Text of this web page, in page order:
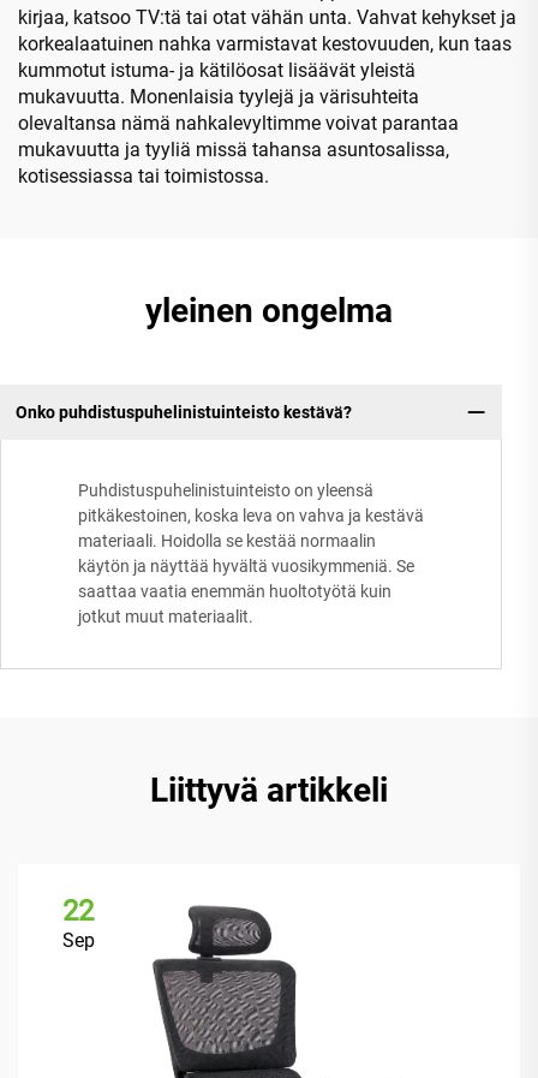
kirjaa, katsoo TV:tä tai otat vähän unta. Vahvat kehykset ja
korkealaatuinen nahka varmistavat kestovuuden, kun taas
kummotut istuma- ja kätilöosat lisäävät yleistä
mukavuutta. Monenlaisia tyylejä ja värisuhteita
olevaltansa nämä nahkalevyltimme voivat parantaa
mukavuutta ja tyyliä missä tahansa asuntosalissa,
kotisessiassa tai toimistossa.
yleinen ongelma
Onko puhdistuspuhelinistuinteisto kestävä?
Puhdistuspuhelinistuinteisto on yleensä
pitkäkestoinen, koska leva on vahva ja kestävä
materiaali. Hoidolla se kestää normaalin
käytön ja näyttää hyvältä vuosikymmeniä. Se
saattaa vaatia enemmän huoltotyötä kuin
jotkut muut materiaalit.
Liittyvä artikkeli
22
Sep